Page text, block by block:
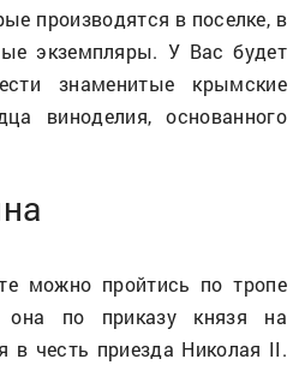
производятся в поселке, в
экземпляры. У Вас будет
знаменитые крымские
виноделия, основанного
можно пройтись по тропе
она по приказу князя на
в честь приезда Николая II.